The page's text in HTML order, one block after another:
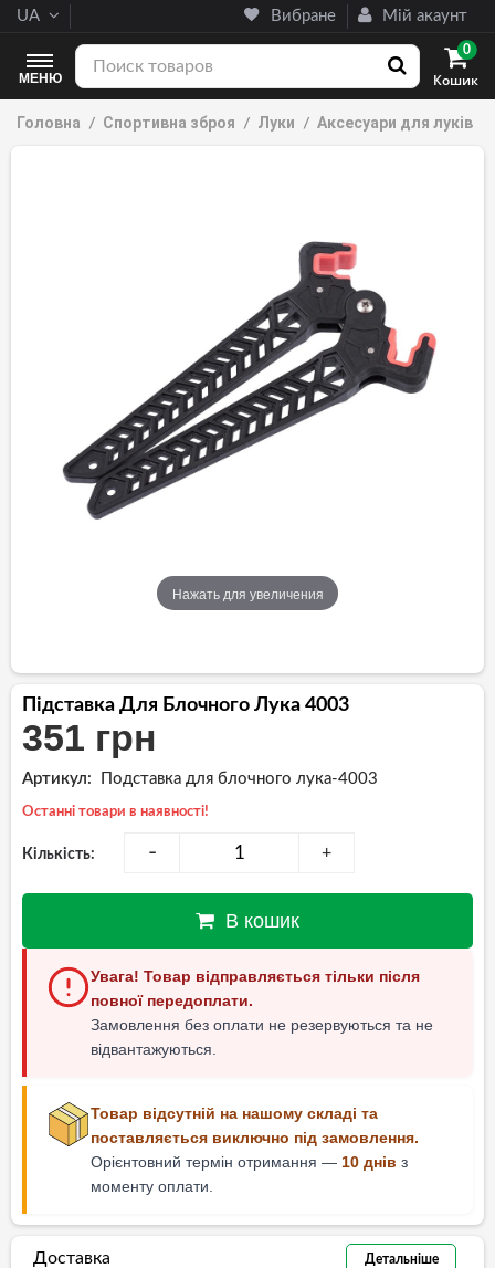
Вибране Мій акаунт
UA
Кошик
0
МЕНЮ
Головна Спортивна зброя Луки Аксесуари для луків
Нажать для увеличения
Підставка Для Блочного Лука 4003
351 грн
Артикул: Подставка для блочного лука-4003
Останні товари в наявності!
Кількість: - +
В кошик
Увага! Товар відправляється тільки після
повної передоплати.
Замовлення без оплати не резервуються та не
відвантажуються.
Товар відсутній на нашому складі та
поставляється виключно під замовлення.
Орієнтовний термін отримання — 10 днів з
моменту оплати.
Доставка Детальніше